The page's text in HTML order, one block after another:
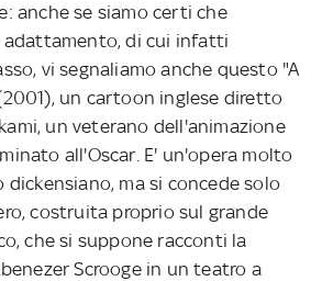
anche se siamo certi che
di cui infatti
vi segnaliamo anche questo "A
un cartoon inglese diretto
un veterano dell'animazione
all'Oscar. E' un'opera molto
ma si concede solo
costruita proprio sul grande
che si suppone racconti la
Scrooge in un teatro a